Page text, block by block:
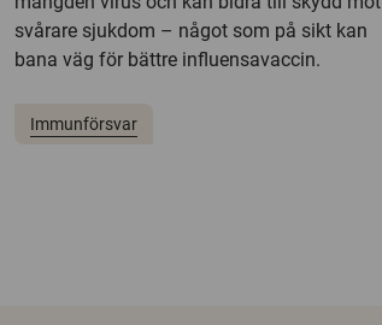
svårare sjukdom – något som på sikt kan
bana väg för bättre influensavaccin.
Immunförsvar